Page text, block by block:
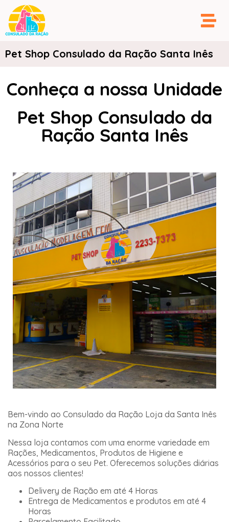
Pet Shop Consulado da Ração Santa Inês​
Conheça a nossa Unidade
Pet Shop Consulado da
Ração Santa Inês​
Bem-vindo ao Consulado da Ração Loja da Santa Inês
na Zona Norte
Nessa loja contamos com uma enorme variedade em
Rações, Medicamentos, Produtos de Higiene e
Acessórios para o seu Pet. Oferecemos soluções diárias
aos nossos clientes!
Delivery de Ração em até 4 Horas
Entrega de Medicamentos e produtos em até 4
Horas